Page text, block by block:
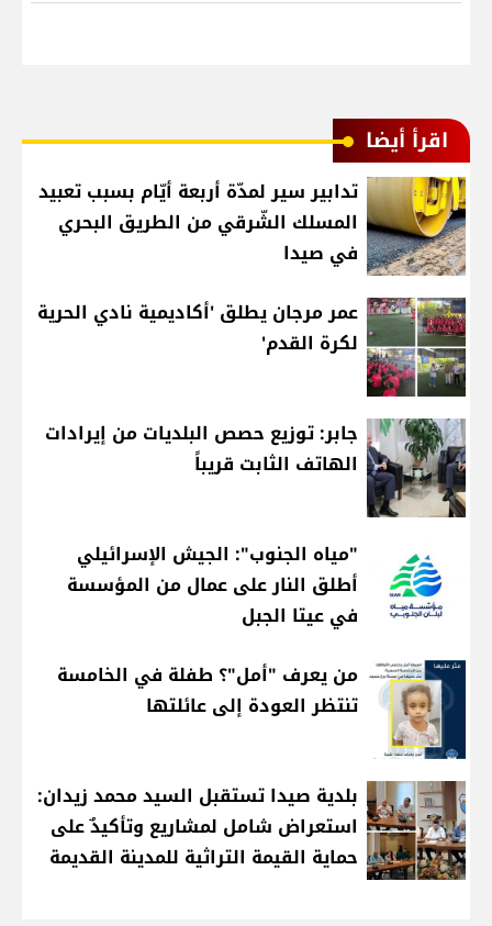
اقرأ أيضا
تدابير سير لمدّة أربعة أيّام بسبب تعبيد
المسلك الشّرقي من الطريق البحري
في صيدا
عمر مرجان يطلق 'أكاديمية نادي الحرية
لكرة القدم'
جابر: توزيع حصص البلديات من إيرادات
الهاتف الثابت قريباً
"مياه الجنوب": الجيش الإسرائيلي
أطلق النار على عمال من المؤسسة
في عيتا الجبل
من يعرف "أمل"؟ طفلة في الخامسة
تنتظر العودة إلى عائلتها
بلدية صيدا تستقبل السيد محمد زيدان:
استعراض شامل لمشاريع وتأكيدٌ على
حماية القيمة التراثية للمدينة القديمة